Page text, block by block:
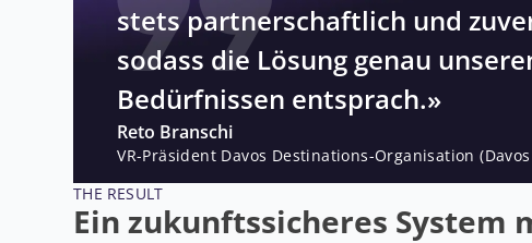
stets partnerschaftlich und
sodass die Lösung genau
Bedürfnissen entsprach.»
Reto Branschi
VR-Präsident Davos Destinations-Organisation
THE RESULT
Ein zukunftssicheres